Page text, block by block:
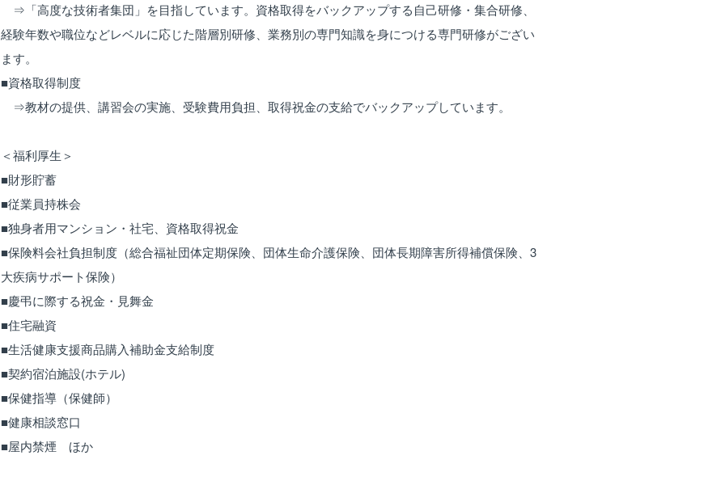
⇒「高度な技術者集団」を目指しています。資格取得をバックアップする自己研修・集合研修、
経験年数や職位などレベルに応じた階層別研修、業務別の専門知識を身につける専門研修がござい
ます。
■資格取得制度
⇒教材の提供、講習会の実施、受験費用負担、取得祝金の支給でバックアップしています。
＜福利厚生＞
■財形貯蓄
■従業員持株会
■独身者用マンション・社宅、資格取得祝金
■保険料会社負担制度（総合福祉団体定期保険、団体生命介護保険、団体長期障害所得補償保険、3
大疾病サポート保険）
■慶弔に際する祝金・見舞金
■住宅融資
■生活健康支援商品購入補助金支給制度
■契約宿泊施設(ホテル)
■保健指導（保健師）
■健康相談窓口
■屋内禁煙 ほか